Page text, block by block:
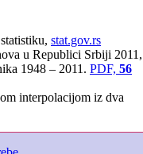
stat.gov.rs
u Republici Srbiji 2011,
1948 – 2011. PDF, 56
interpolacijom iz dva